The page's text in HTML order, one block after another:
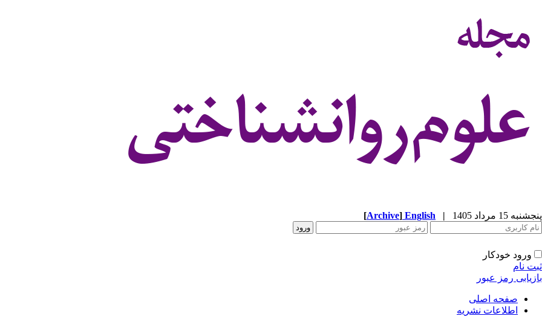
پنجشنبه 15 مرداد 1405 |
English
[Archive]
ورود خودکار
ثبت نام
بازیابی رمز عبور
صفحه اصلی
اطلاعات نشریه